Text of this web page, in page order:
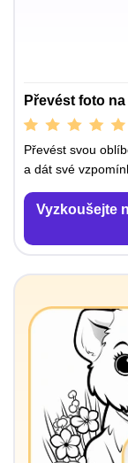
Převést foto
Převést svou
a dát své
Vyzkoušejte